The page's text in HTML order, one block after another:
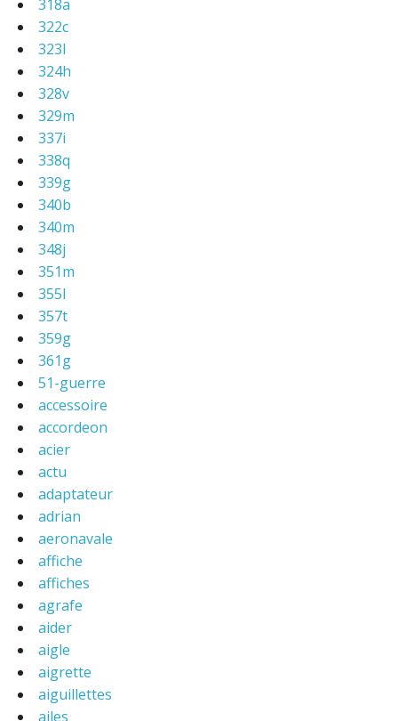
318a
322c
323l
324h
328v
329m
337i
338q
339g
340b
340m
348j
351m
355l
357t
359g
361g
51-guerre
accessoire
accordeon
acier
actu
adaptateur
adrian
aeronavale
affiche
affiches
agrafe
aider
aigle
aigrette
aiguillettes
ailes